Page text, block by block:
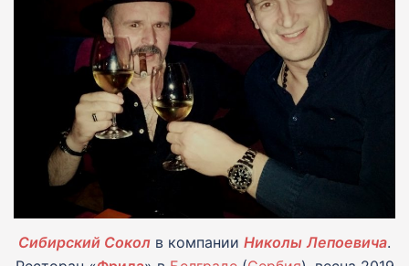
Сибирский Сокол в компании Николы Лепоевича.